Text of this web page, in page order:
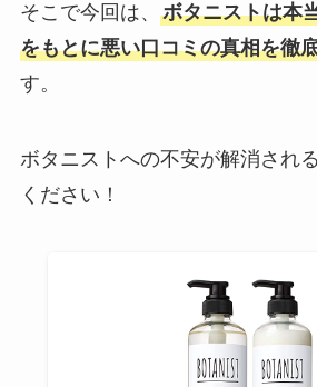
そこで今回は、 ボタニストは本
をもとに悪い口コミの真相を徹
す。
ボタニストへの不安が解消され
ください！